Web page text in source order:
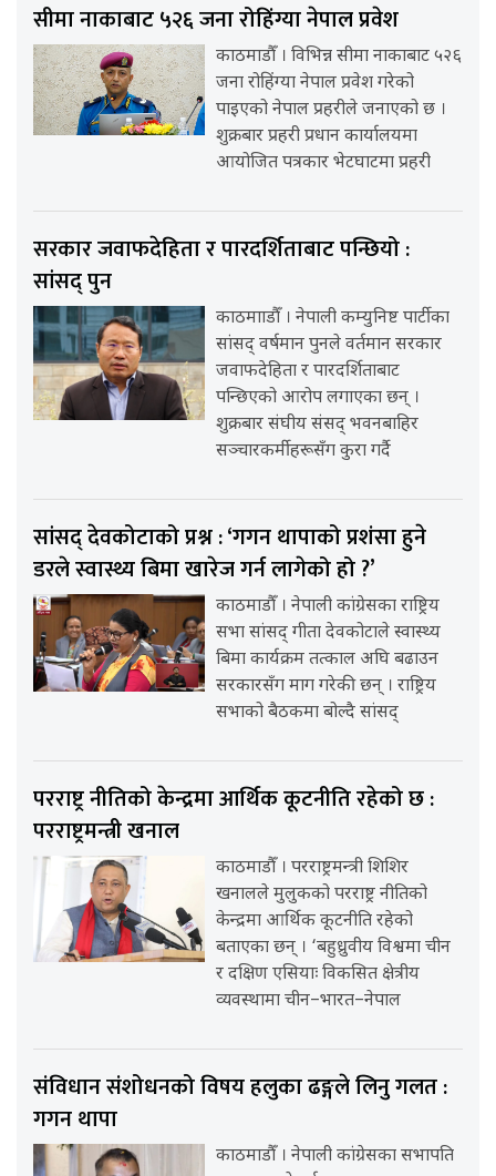
सीमा नाकाबाट ५२६ जना रोहिंग्या नेपाल प्रवेश
काठमाडौँ । विभिन्न सीमा नाकाबाट ५२६
जना रोहिंग्या नेपाल प्रवेश गरेको
पाइएको नेपाल प्रहरीले जनाएको छ ।
शुक्रबार प्रहरी प्रधान कार्यालयमा
आयोजित पत्रकार भेटघाटमा प्रहरी
सरकार जवाफदेहिता र पारदर्शिताबाट पन्छियो :
सांसद् पुन
काठमााडौँ । नेपाली कम्युनिष्ट पार्टीका
सांसद् वर्षमान पुनले वर्तमान सरकार
जवाफदेहिता र पारदर्शिताबाट
पन्छिएको आरोप लगाएका छन् ।
शुक्रबार संघीय संसद् भवनबाहिर
सञ्चारकर्मीहरूसँग कुरा गर्दै
सांसद् देवकोटाको प्रश्न : ‘गगन थापाको प्रशंसा हुने
डरले स्वास्थ्य बिमा खारेज गर्न लागेको हो ?’
काठमाडौँ । नेपाली कांग्रेसका राष्ट्रिय
सभा सांसद् गीता देवकोटाले स्वास्थ्य
बिमा कार्यक्रम तत्काल अघि बढाउन
सरकारसँग माग गरेकी छन् । राष्ट्रिय
सभाको बैठकमा बोल्दै सांसद्
परराष्ट्र नीतिको केन्द्रमा आर्थिक कूटनीति रहेको छ :
परराष्ट्रमन्त्री खनाल
काठमाडौँ । परराष्ट्रमन्त्री शिशिर
खनालले मुलुकको परराष्ट्र नीतिको
केन्द्रमा आर्थिक कूटनीति रहेको
बताएका छन् । ‘बहुध्रुवीय विश्वमा चीन
र दक्षिण एसियाः विकसित क्षेत्रीय
व्यवस्थामा चीन–भारत–नेपाल
संविधान संशोधनको विषय हलुका ढङ्गले लिनु गलत :
गगन थापा
काठमाडौँ । नेपाली कांग्रेसका सभापति